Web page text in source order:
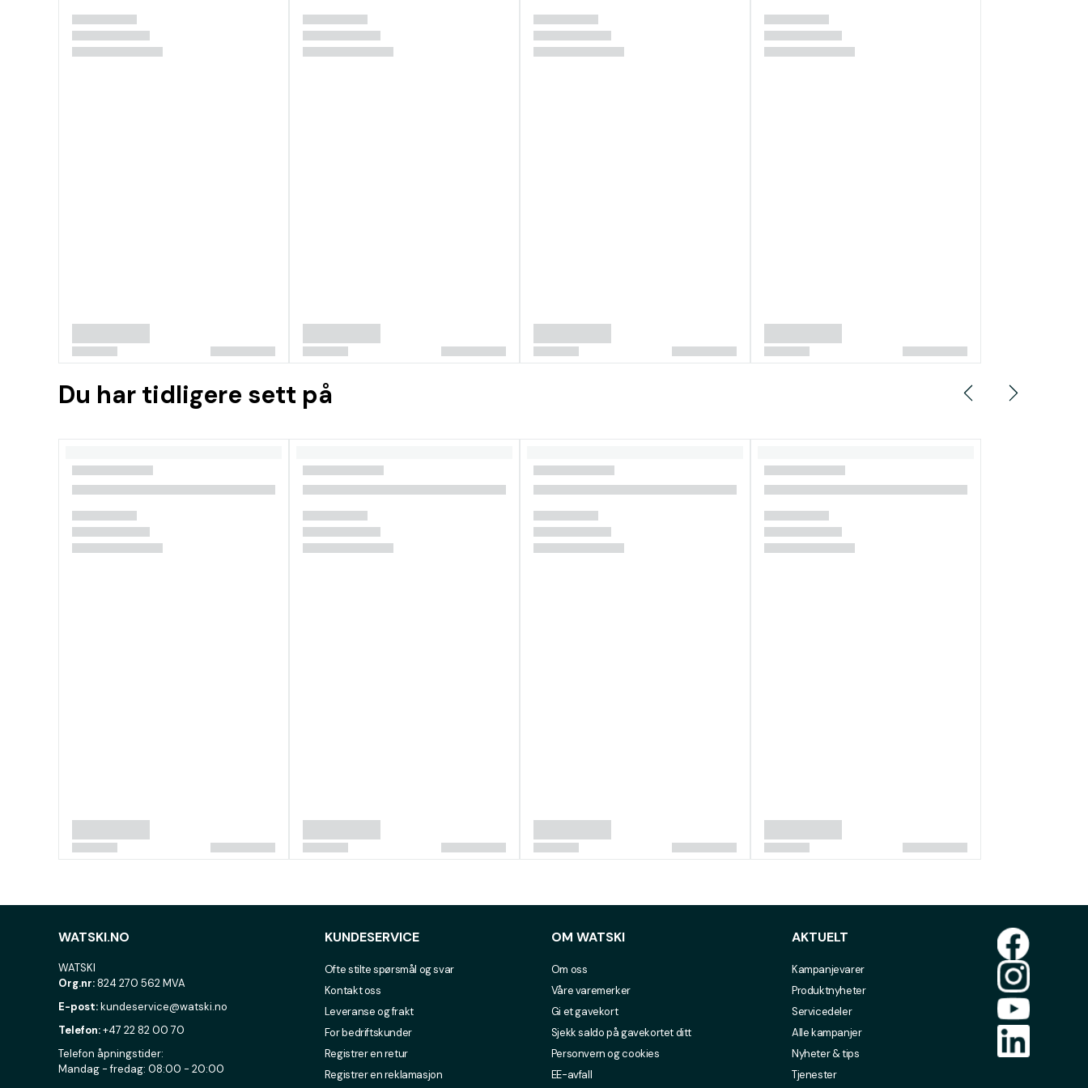
Du har tidligere sett på
WATSKI.NO
WATSKI
Org.nr:824 270 562 MVA
E-post:kundeservice@watski.no
Telefon:+47 22 82 00 70
Telefon åpningstider:
Mandag - fredag: 08:00 - 20:00
KUNDESERVICE
Ofte stilte spørsmål og svar
Kontakt oss
Leveranse og frakt
For bedriftskunder
Registrer en retur
Registrer en reklamasjon
OM WATSKI
Om oss
Våre varemerker
Gi et gavekort
Sjekk saldo på gavekortet ditt
Personvern og cookies
EE-avfall
AKTUELT
Kampanjevarer
Produktnyheter
Servicedeler
Alle kampanjer
Nyheter & tips
Tjenester